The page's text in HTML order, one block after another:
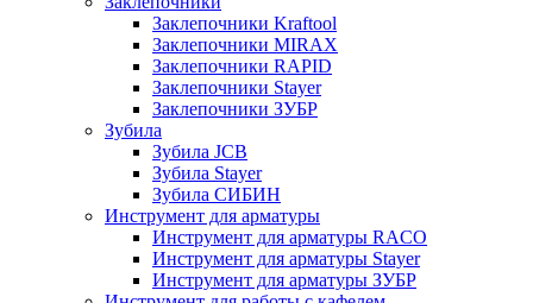
Заклепочники Kraftool
Заклепочники MIRAX
Заклепочники RAPID
Заклепочники Stayer
Заклепочники ЗУБР
Зубила
Зубила JCB
Зубила Stayer
Зубила СИБИН
Инструмент для арматуры
Инструмент для арматуры RACO
Инструмент для арматуры Stayer
Инструмент для арматуры ЗУБР